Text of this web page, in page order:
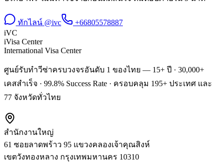
ทักไลน์ @ivc
+66805578887
iVC
iVisa Center
International Visa Center
ศูนย์รับทำวีซ่าครบวงจรอันดับ 1 ของไทย — 15+ ปี · 30,000+
เคสสำเร็จ · 99.8% Success Rate · ครอบคลุม 195+ ประเทศ และ
77 จังหวัดทั่วไทย
สำนักงานใหญ่
61 ซอยลาดพร้าว 95 แขวงคลองเจ้าคุณสิงห์
เขตวังทองหลาง กรุงเทพมหานคร 10310